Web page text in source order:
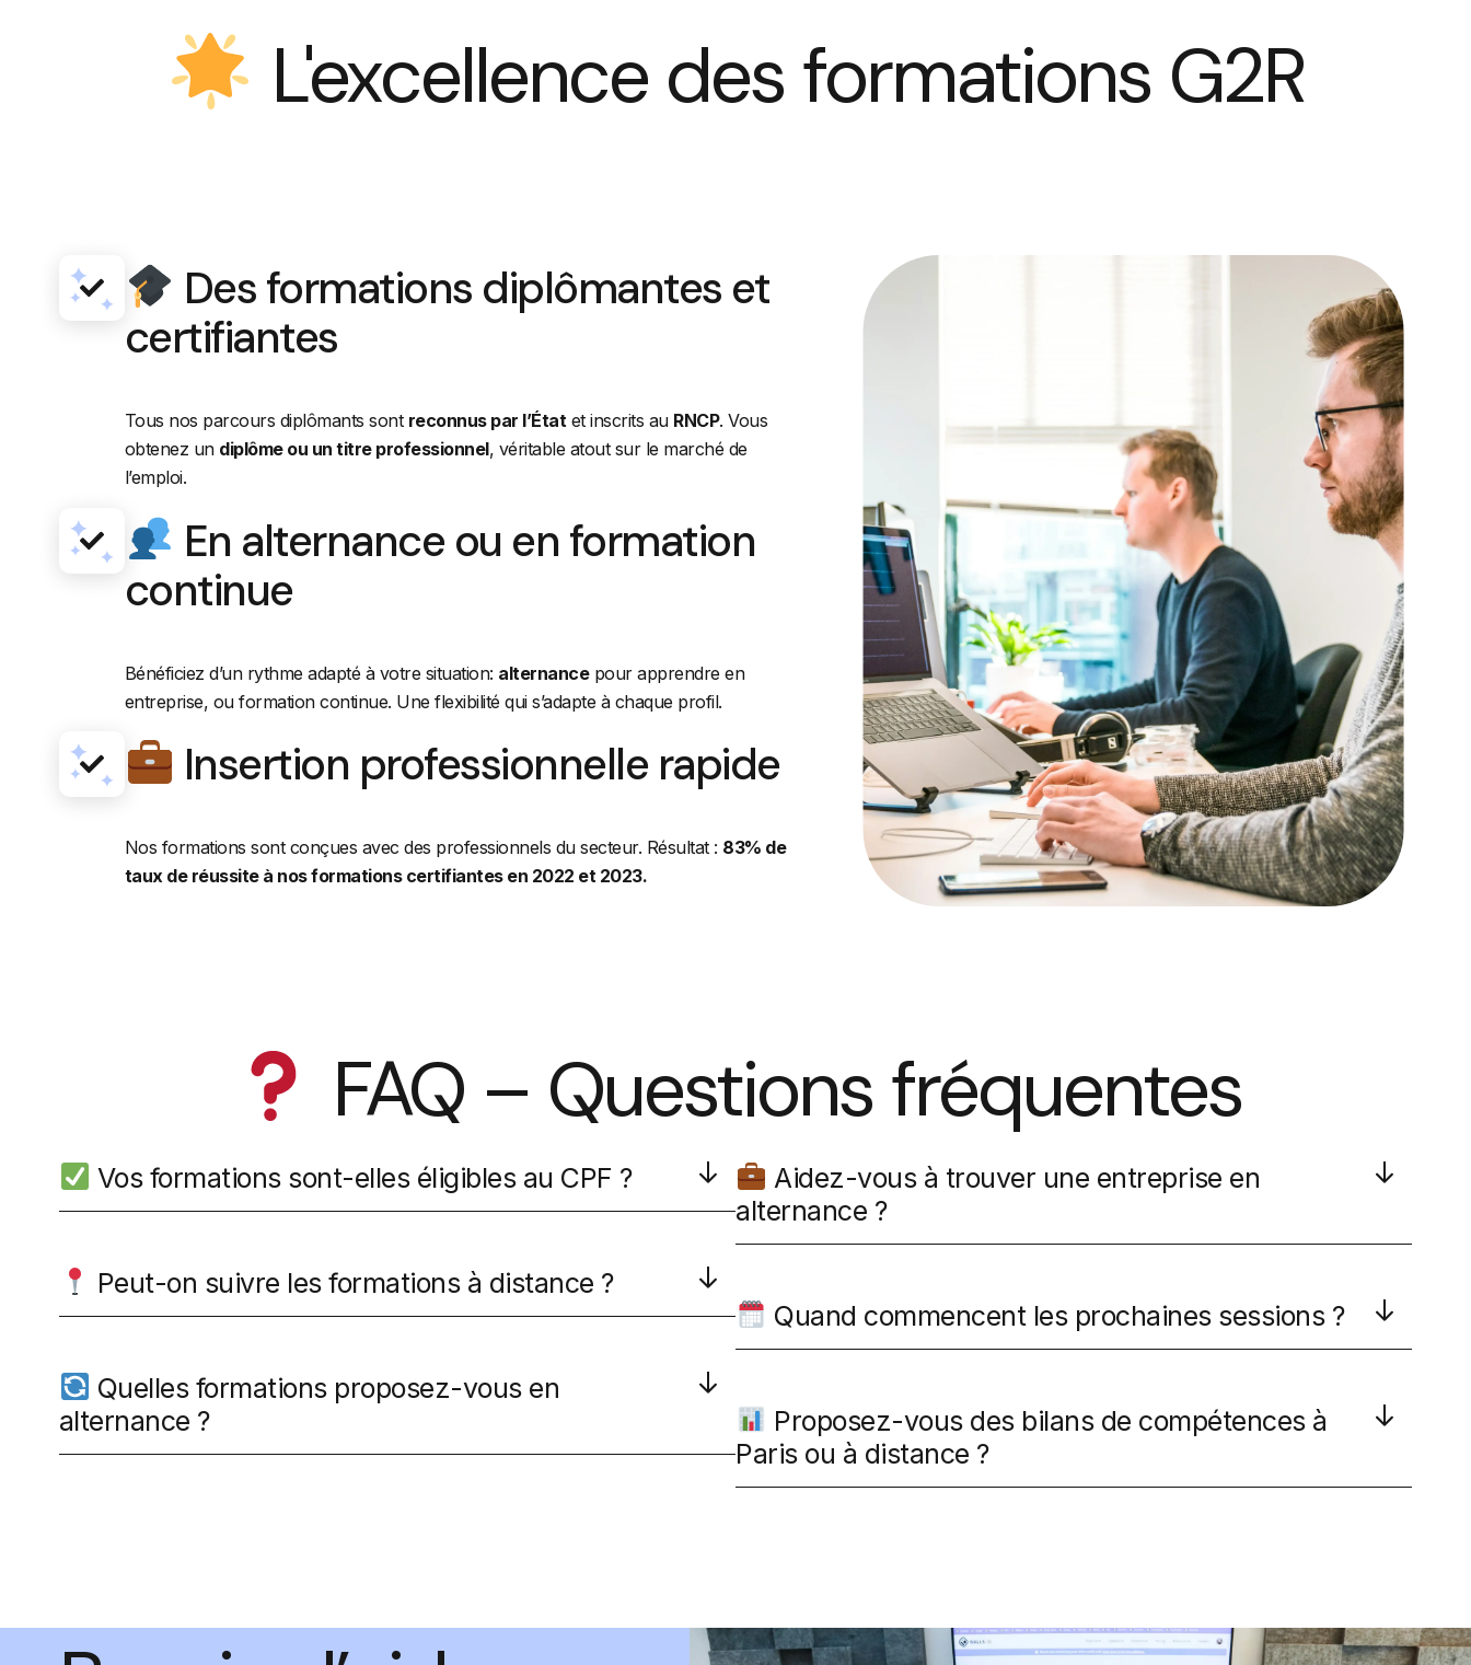
L'excellence des formations G2R
Des formations diplômantes et
certifiantes
Tous nos parcours diplômants sont reconnus par l’Étatet inscrits au RNCP. Vous
obtenez un diplôme ou un titre professionnel, véritable atout sur le marché de
l’emploi.
En alternance ou en formation
continue
Bénéficiez d’un rythme adapté à votre situation: alternancepour apprendre en
entreprise, ou formation continue. Une flexibilité qui s’adapte à chaque profil.
Insertion professionnelle rapide
Nos formations sont conçues avec des professionnels du secteur. Résultat : 83% de
taux de réussite à nos formations certifiantes en 2022 et 2023.
FAQ – Questions fréquentes
Vos formations sont-elles éligibles au CPF ?
Peut-on suivre les formations à distance ?
Quelles formations proposez-vous en
alternance ?
Aidez-vous à trouver une entreprise en
alternance ?
Quand commencent les prochaines sessions ?
Proposez-vous des bilans de compétences à
Paris ou à distance ?